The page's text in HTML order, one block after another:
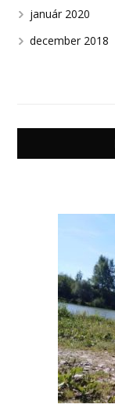
január 2020
december 2018